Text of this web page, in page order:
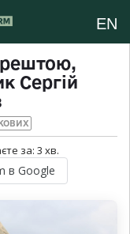
EN
Сергій
за: 3 хв.
в Google